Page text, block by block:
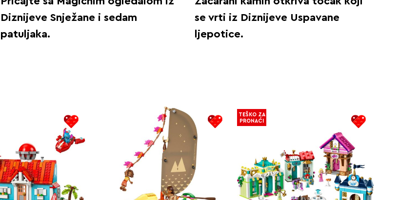
Diznijeve Snježane i sedam
patuljaka.
se vrti iz Diznijeve Uspavane
ljepotice.
TEŠKO ZA
PRONAĆI